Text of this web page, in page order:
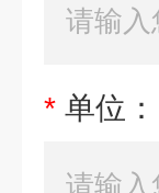
* 单位：